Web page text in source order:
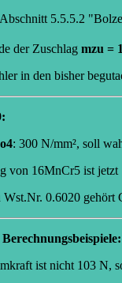
5.5.5.2
der Zuschlag mzu =
in den bisher
: 300 N/mm², soll
von 16MnCr5 ist
0.6020 gehört
ist nicht 103 N,